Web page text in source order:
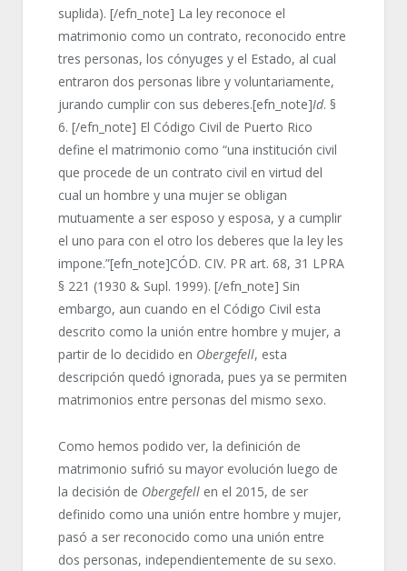
suplida). [/efn_note] La ley reconoce el
matrimonio como un contrato, reconocido entre
tres personas, los cónyuges y el Estado, al cual
entraron dos personas libre y voluntariamente,
jurando cumplir con sus deberes.[efn_note]Id. §
6. [/efn_note] El Código Civil de Puerto Rico
define el matrimonio como “una institución civil
que procede de un contrato civil en virtud del
cual un hombre y una mujer se obligan
mutuamente a ser esposo y esposa, y a cumplir
el uno para con el otro los deberes que la ley les
impone.”[efn_note]CÓD. CIV. PR art. 68, 31 LPRA
§ 221 (1930 & Supl. 1999). [/efn_note] Sin
embargo, aun cuando en el Código Civil esta
descrito como la unión entre hombre y mujer, a
partir de lo decidido en Obergefell, esta
descripción quedó ignorada, pues ya se permiten
matrimonios entre personas del mismo sexo.
Como hemos podido ver, la definición de
matrimonio sufrió su mayor evolución luego de
la decisión de Obergefellen el 2015, de ser
definido como una unión entre hombre y mujer,
pasó a ser reconocido como una unión entre
dos personas, independientemente de su sexo.